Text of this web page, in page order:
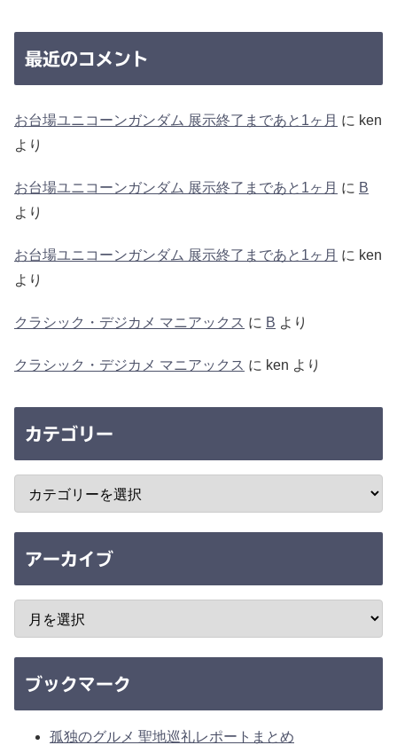
最近のコメント
お台場ユニコーンガンダム 展示終了まであと1ヶ月 に ken
より
お台場ユニコーンガンダム 展示終了まであと1ヶ月 に B
より
お台場ユニコーンガンダム 展示終了まであと1ヶ月 に ken
より
クラシック・デジカメ マニアックス に B より
クラシック・デジカメ マニアックス に ken より
カテゴリー
アーカイブ
ブックマーク
孤独のグルメ 聖地巡礼レポートまとめ